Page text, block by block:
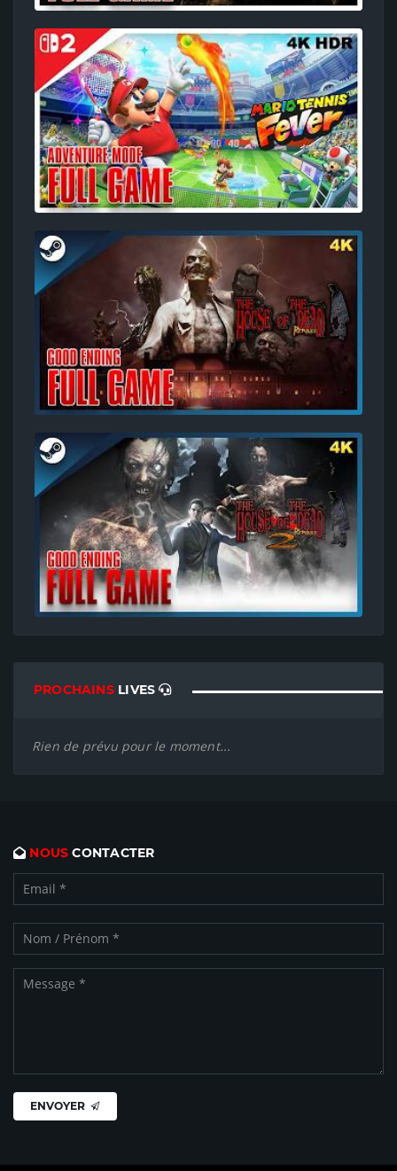
PROCHAINSLIVES
Rien de prévu pour le moment...
NOUS CONTACTER
ENVOYER